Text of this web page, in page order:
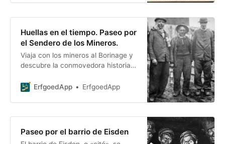
Huellas en el tiempo. Paseo por
el Sendero de los Mineros.
Viaja con los mineros al Borinage y
descubre la conmovedora historia
flamencas. Esta
ErfgoedApp ErfgoedApp
Paseo por el barrio de Eisden